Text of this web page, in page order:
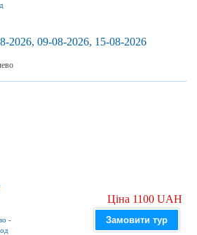
2026, 09-08-2026, 15-08-2026
-
Ціна 1100 UAH
Замовити тур